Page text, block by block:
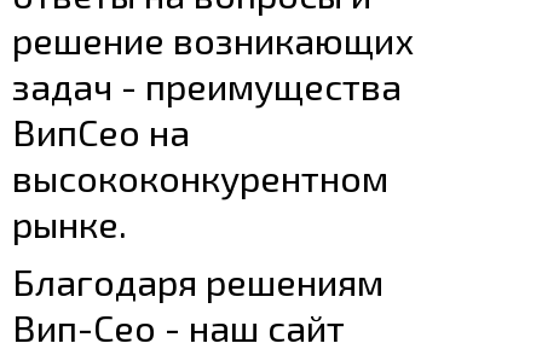
решение возникающих
задач - преимущества
ВипСео на
высококонкурентном
рынке.
Благодаря решениям
Вип-Сео - наш сайт